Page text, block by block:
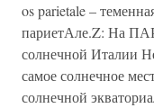
os parietale –
париетАле.Z: На
солнечной Италии
самое солнечное
солнечной